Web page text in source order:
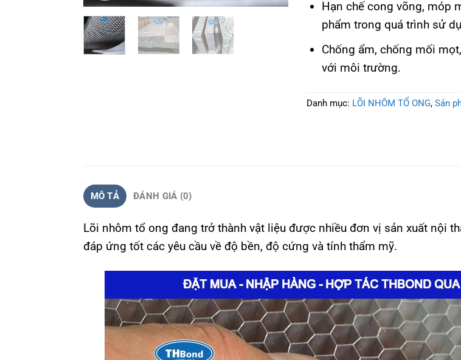
Hạn chế cong võng, móp
phẩm trong quá trình sử
Chống ẩm, chống mối
với môi trường.
Danh mục: LÕI NHÔM TỔ ONG, Sản
MÔ TẢ ĐÁNH GIÁ (0)
Lõi nhôm tổ ong đang trở thành vật liệu được nhiều đơn vị sản xuất nội
đáp ứng tốt các yêu cầu về độ bền, độ cứng và tính thẩm mỹ.